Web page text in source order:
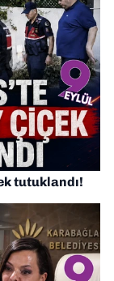
tutuklandı!